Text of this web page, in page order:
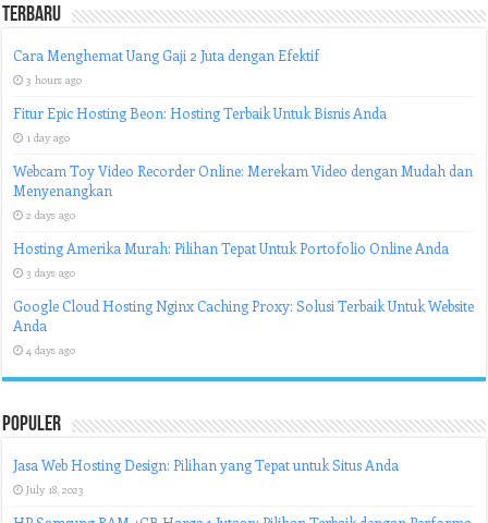
Terbaru
Cara Menghemat Uang Gaji 2 Juta dengan Efektif
3 hours ago
Fitur Epic Hosting Beon: Hosting Terbaik Untuk Bisnis Anda
1 day ago
Webcam Toy Video Recorder Online: Merekam Video dengan Mudah dan
Menyenangkan
2 days ago
Hosting Amerika Murah: Pilihan Tepat Untuk Portofolio Online Anda
3 days ago
Google Cloud Hosting Nginx Caching Proxy: Solusi Terbaik Untuk Website
Anda
4 days ago
Populer
Jasa Web Hosting Design: Pilihan yang Tepat untuk Situs Anda
July 18, 2023